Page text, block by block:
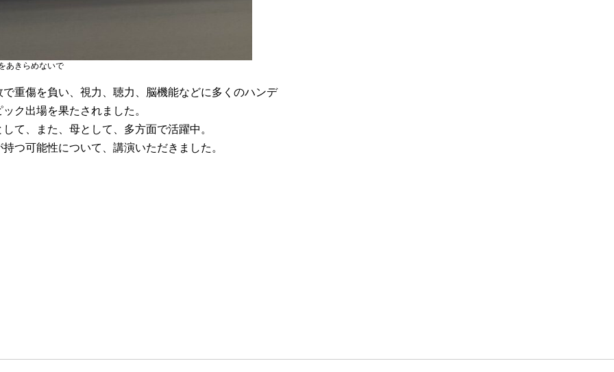
あきらめないで
重傷を負い、視力、聴力、脳機能などに多くのハンデ
ク出場を果たされました。
て、また、母として、多方面で活躍中。
つ可能性について、講演いただきました。